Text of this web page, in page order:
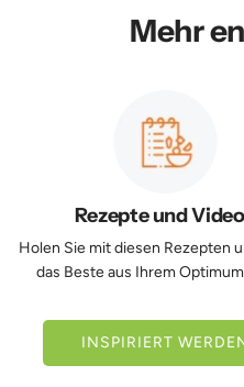
Mehr
und
Videos
Rezepte und
Holen Sie mit diesen Rezepten
das Beste aus Ihrem
INSPIRIERT